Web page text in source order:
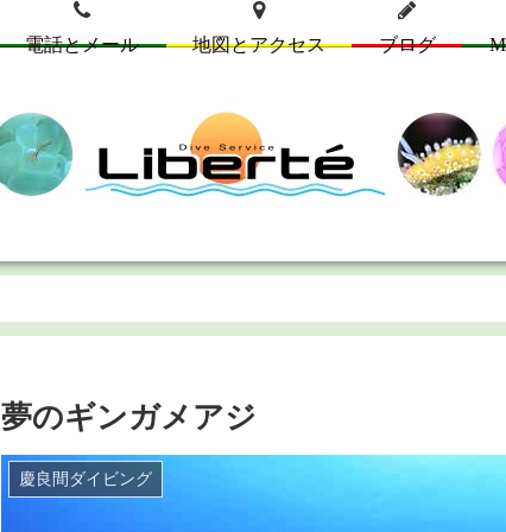
電話とメール 地図とアクセス ブログ
夢のギンガメアジ
慶良間ダイビング